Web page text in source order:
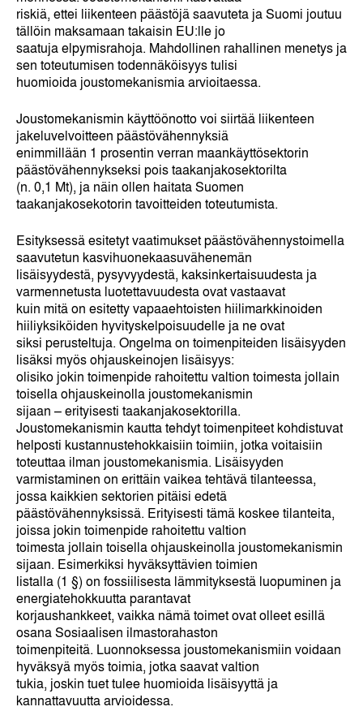
riskiä, ettei liikenteen päästöjä saavuteta ja Suomi joutuu
tällöin maksamaan takaisin EU:lle jo
saatuja elpymisrahoja. Mahdollinen rahallinen menetys ja
sen toteutumisen todennäköisyys tulisi
huomioida joustomekanismia arvioitaessa.
Joustomekanismin käyttöönotto voi siirtää liikenteen
jakeluvelvoitteen päästövähennyksiä
enimmillään 1 prosentin verran maankäyttösektorin
päästövähennykseksi pois taakanjakosektorilta
(n. 0,1 Mt), ja näin ollen haitata Suomen
taakanjakosekotorin tavoitteiden toteutumista.
Esityksessä esitetyt vaatimukset päästövähennystoimella
saavutetun kasvihuonekaasuvähenemän
lisäisyydestä, pysyvyydestä, kaksinkertaisuudesta ja
varmennetusta luotettavuudesta ovat vastaavat
kuin mitä on esitetty vapaaehtoisten hiilimarkkinoiden
hiiliyksiköiden hyvityskelpoisuudelle ja ne ovat
siksi perusteltuja. Ongelma on toimenpiteiden lisäisyyden
lisäksi myös ohjauskeinojen lisäisyys:
olisiko jokin toimenpide rahoitettu valtion toimesta jollain
toisella ohjauskeinolla joustomekanismin
sijaan – erityisesti taakanjakosektorilla.
Joustomekanismin kautta tehdyt toimenpiteet kohdistuvat
helposti kustannustehokkaisiin toimiin, jotka voitaisiin
toteuttaa ilman joustomekanismia. Lisäisyyden
varmistaminen on erittäin vaikea tehtävä tilanteessa,
jossa kaikkien sektorien pitäisi edetä
päästövähennyksissä. Erityisesti tämä koskee tilanteita,
joissa jokin toimenpide rahoitettu valtion
toimesta jollain toisella ohjauskeinolla joustomekanismin
sijaan. Esimerkiksi hyväksyttävien toimien
listalla (1 §) on fossiilisesta lämmityksestä luopuminen ja
energiatehokkuutta parantavat
korjaushankkeet, vaikka nämä toimet ovat olleet esillä
osana Sosiaalisen ilmastorahaston
toimenpiteitä. Luonnoksessa joustomekanismiin voidaan
hyväksyä myös toimia, jotka saavat valtion
tukia, joskin tuet tulee huomioida lisäisyyttä ja
kannattavuutta arvioidessa.